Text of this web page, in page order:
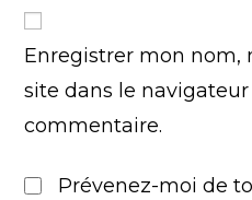
Enregistrer mon nom,
site dans le
commentaire.
Prévenez-moi de